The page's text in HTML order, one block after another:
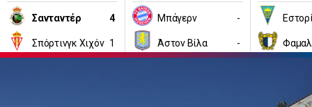
Σανταντέρ 4
Σπόρτινγκ Χιχόν 1
Μπάγερν -
Άστον Βίλα -